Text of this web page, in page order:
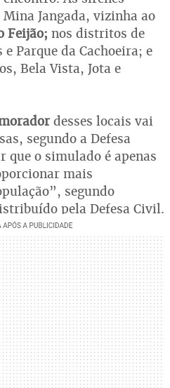
Jangada, vizinha ao
Feijão; nos distritos de
Parque da Cachoeira; e
Bela Vista, Jota e
desses locais vai
segundo a Defesa
que o simulado é apenas
mais
segundo
pela Defesa Civil.